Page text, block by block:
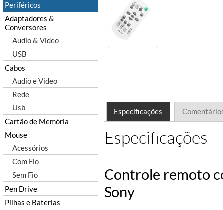
Periféricos
Adaptadores &
Conversores
Audio & Video
USB
Cabos
Audio e Video
Rede
Usb
Cartão de Memória
Mouse
Acessórios
Com Fio
Sem Fio
Pen Drive
Pilhas e Baterias
Especificações
Especificações
Controle remoto
Sony